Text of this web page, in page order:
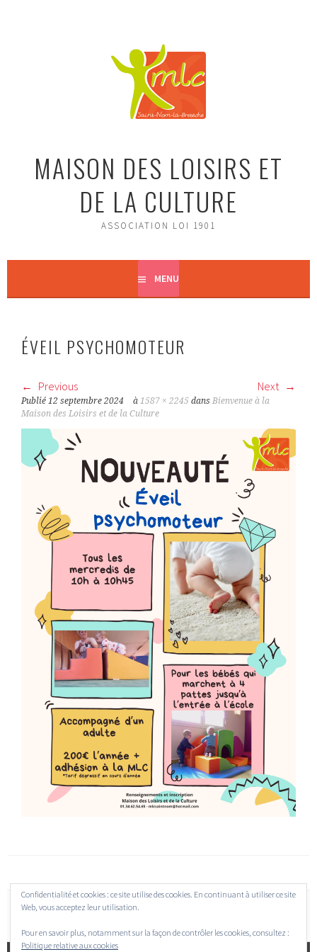
MAISON DES LOISIRS ET
DE LA CULTURE
ASSOCIATION LOI 1901
MENU
ÉVEIL PSYCHOMOTEUR
Previous Next
Publié12 septembre 2024 à1587 × 2245 dansBienvenue à la
Maison des Loisirs et de la Culture
Confidentialité et cookies : ce site utilise des cookies. En continuant à utiliser ce site
Web, vous acceptez leur utilisation.
Pour en savoir plus, notamment sur la façon de contrôler les cookies, consultez :
Politique relative aux cookies